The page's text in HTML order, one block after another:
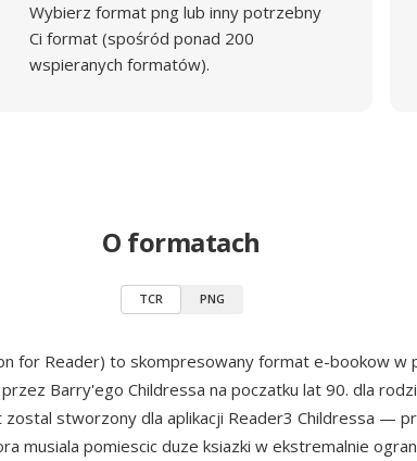
Wybierz format png lub inny potrzebny
Ci format (spośród ponad 200
wspieranych formatów).
O formatach
TCR PNG
for Reader) to skompresowany format e-bookow w
Barry'ego Childressa na poczatku lat 90. dla
zostal stworzony dla aplikacji Reader3 Childressa —
musiala pomiescic duze ksiazki w ekstremalnie